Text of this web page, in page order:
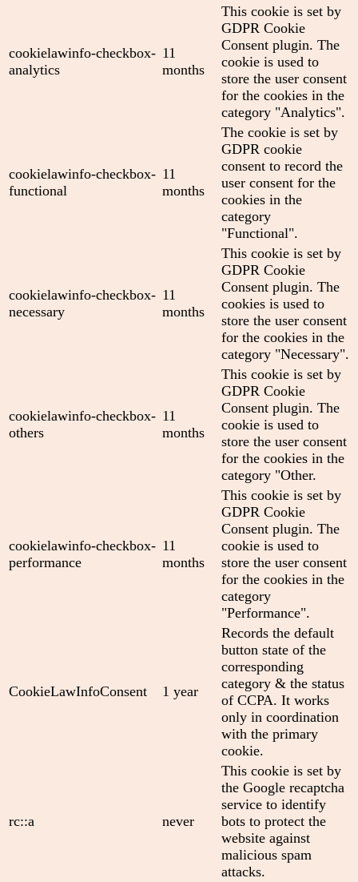
cookielawinfo-checkbox-
analytics
11
months
This cookie is set by
GDPR Cookie
Consent plugin. The
cookie is used to
store the user consent
for the cookies in the
category "Analytics".
cookielawinfo-checkbox-
functional
11
months
The cookie is set by
GDPR cookie
consent to record the
user consent for the
cookies in the
category
"Functional".
cookielawinfo-checkbox-
necessary
11
months
This cookie is set by
GDPR Cookie
Consent plugin. The
cookies is used to
store the user consent
for the cookies in the
category "Necessary".
cookielawinfo-checkbox-
others
11
months
This cookie is set by
GDPR Cookie
Consent plugin. The
cookie is used to
store the user consent
for the cookies in the
category "Other.
cookielawinfo-checkbox-
performance
11
months
This cookie is set by
GDPR Cookie
Consent plugin. The
cookie is used to
store the user consent
for the cookies in the
category
"Performance".
CookieLawInfoConsent 1 year
Records the default
button state of the
corresponding
category & the status
of CCPA. It works
only in coordination
with the primary
cookie.
rc::a never
This cookie is set by
the Google recaptcha
service to identify
bots to protect the
website against
malicious spam
attacks.